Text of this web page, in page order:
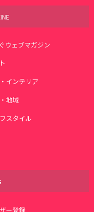
ウェブマガジン
インテリア
地域
スタイル
ー登録